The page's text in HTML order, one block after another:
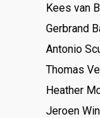
Kees van
Gerbrand
Antonio
Thomas
Heather
Jeroen